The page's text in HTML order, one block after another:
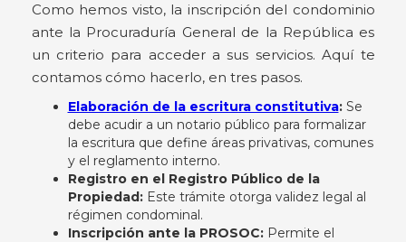
Como hemos visto, la inscripción del condominio
ante la Procuraduría General de la República es
un criterio para acceder a sus servicios. Aquí te
contamos cómo hacerlo, en tres pasos.
Elaboración de la escritura constitutiva:Se
debe acudir a un notario público para formalizar
la escritura que define áreas privativas, comunes
y el reglamento interno.
Registro en el Registro Público de la
Propiedad:Este trámite otorga validez legal al
régimen condominal.
Inscripción ante la PROSOC:Permite el